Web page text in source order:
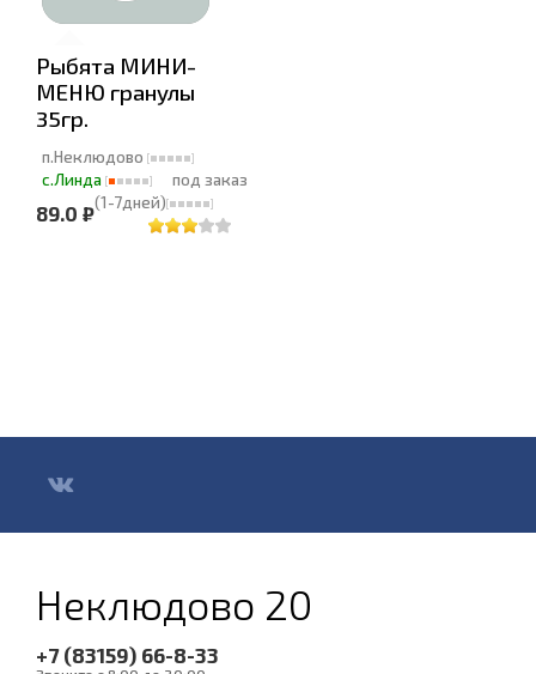
Рыбята МИНИ-
МЕНЮ гранулы
35гр.
п.Неклюдово
с.Линда
под заказ
(1-7дней)
89.0 ₽
Неклюдово 20
+7 (83159) 66-8-33